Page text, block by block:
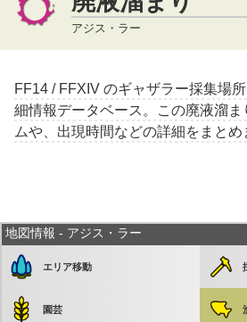
アジス・ラー
FF14 / FFXIV のギャザラー採集場
細情報データベース。この廃液溜
ムや、出現時間などの詳細をまとめ
地図情報 - アジス・ラー
エリア移動
園芸